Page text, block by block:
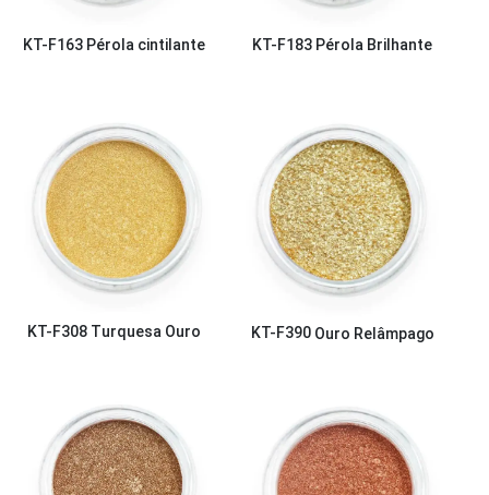
KT-F163 Pérola cintilante KT-F183 Pérola Brilhante
KT-F308 Turquesa Ouro KT-F390 Ouro Relâmpago